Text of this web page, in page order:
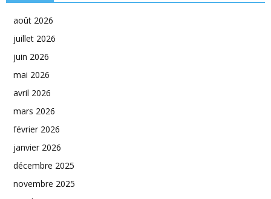
août 2026
juillet 2026
juin 2026
mai 2026
avril 2026
mars 2026
février 2026
janvier 2026
décembre 2025
novembre 2025